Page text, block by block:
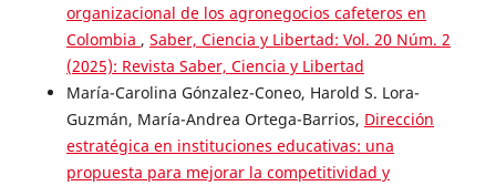
organizacional de los agronegocios cafeteros en
Colombia , Saber, Ciencia y Libertad: Vol. 20 Núm. 2
(2025): Revista Saber, Ciencia y Libertad
María-Carolina Gónzalez-Coneo, Harold S. Lora-
Guzmán, María-Andrea Ortega-Barrios, Dirección
estratégica en instituciones educativas: una
propuesta para mejorar la competitividad y